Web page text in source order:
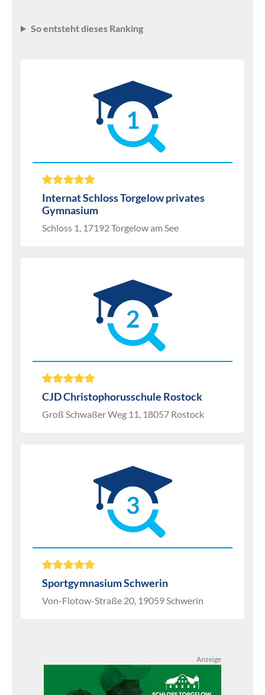
So entsteht dieses Ranking
1
Internat Schloss Torgelow privates
Gymnasium
Schloss 1, 17192 Torgelow am See
2
CJD Christophorusschule Rostock
Groß Schwaßer Weg 11, 18057 Rostock
3
Sportgymnasium Schwerin
Von-Flotow-Straße 20, 19059 Schwerin
Anzeige